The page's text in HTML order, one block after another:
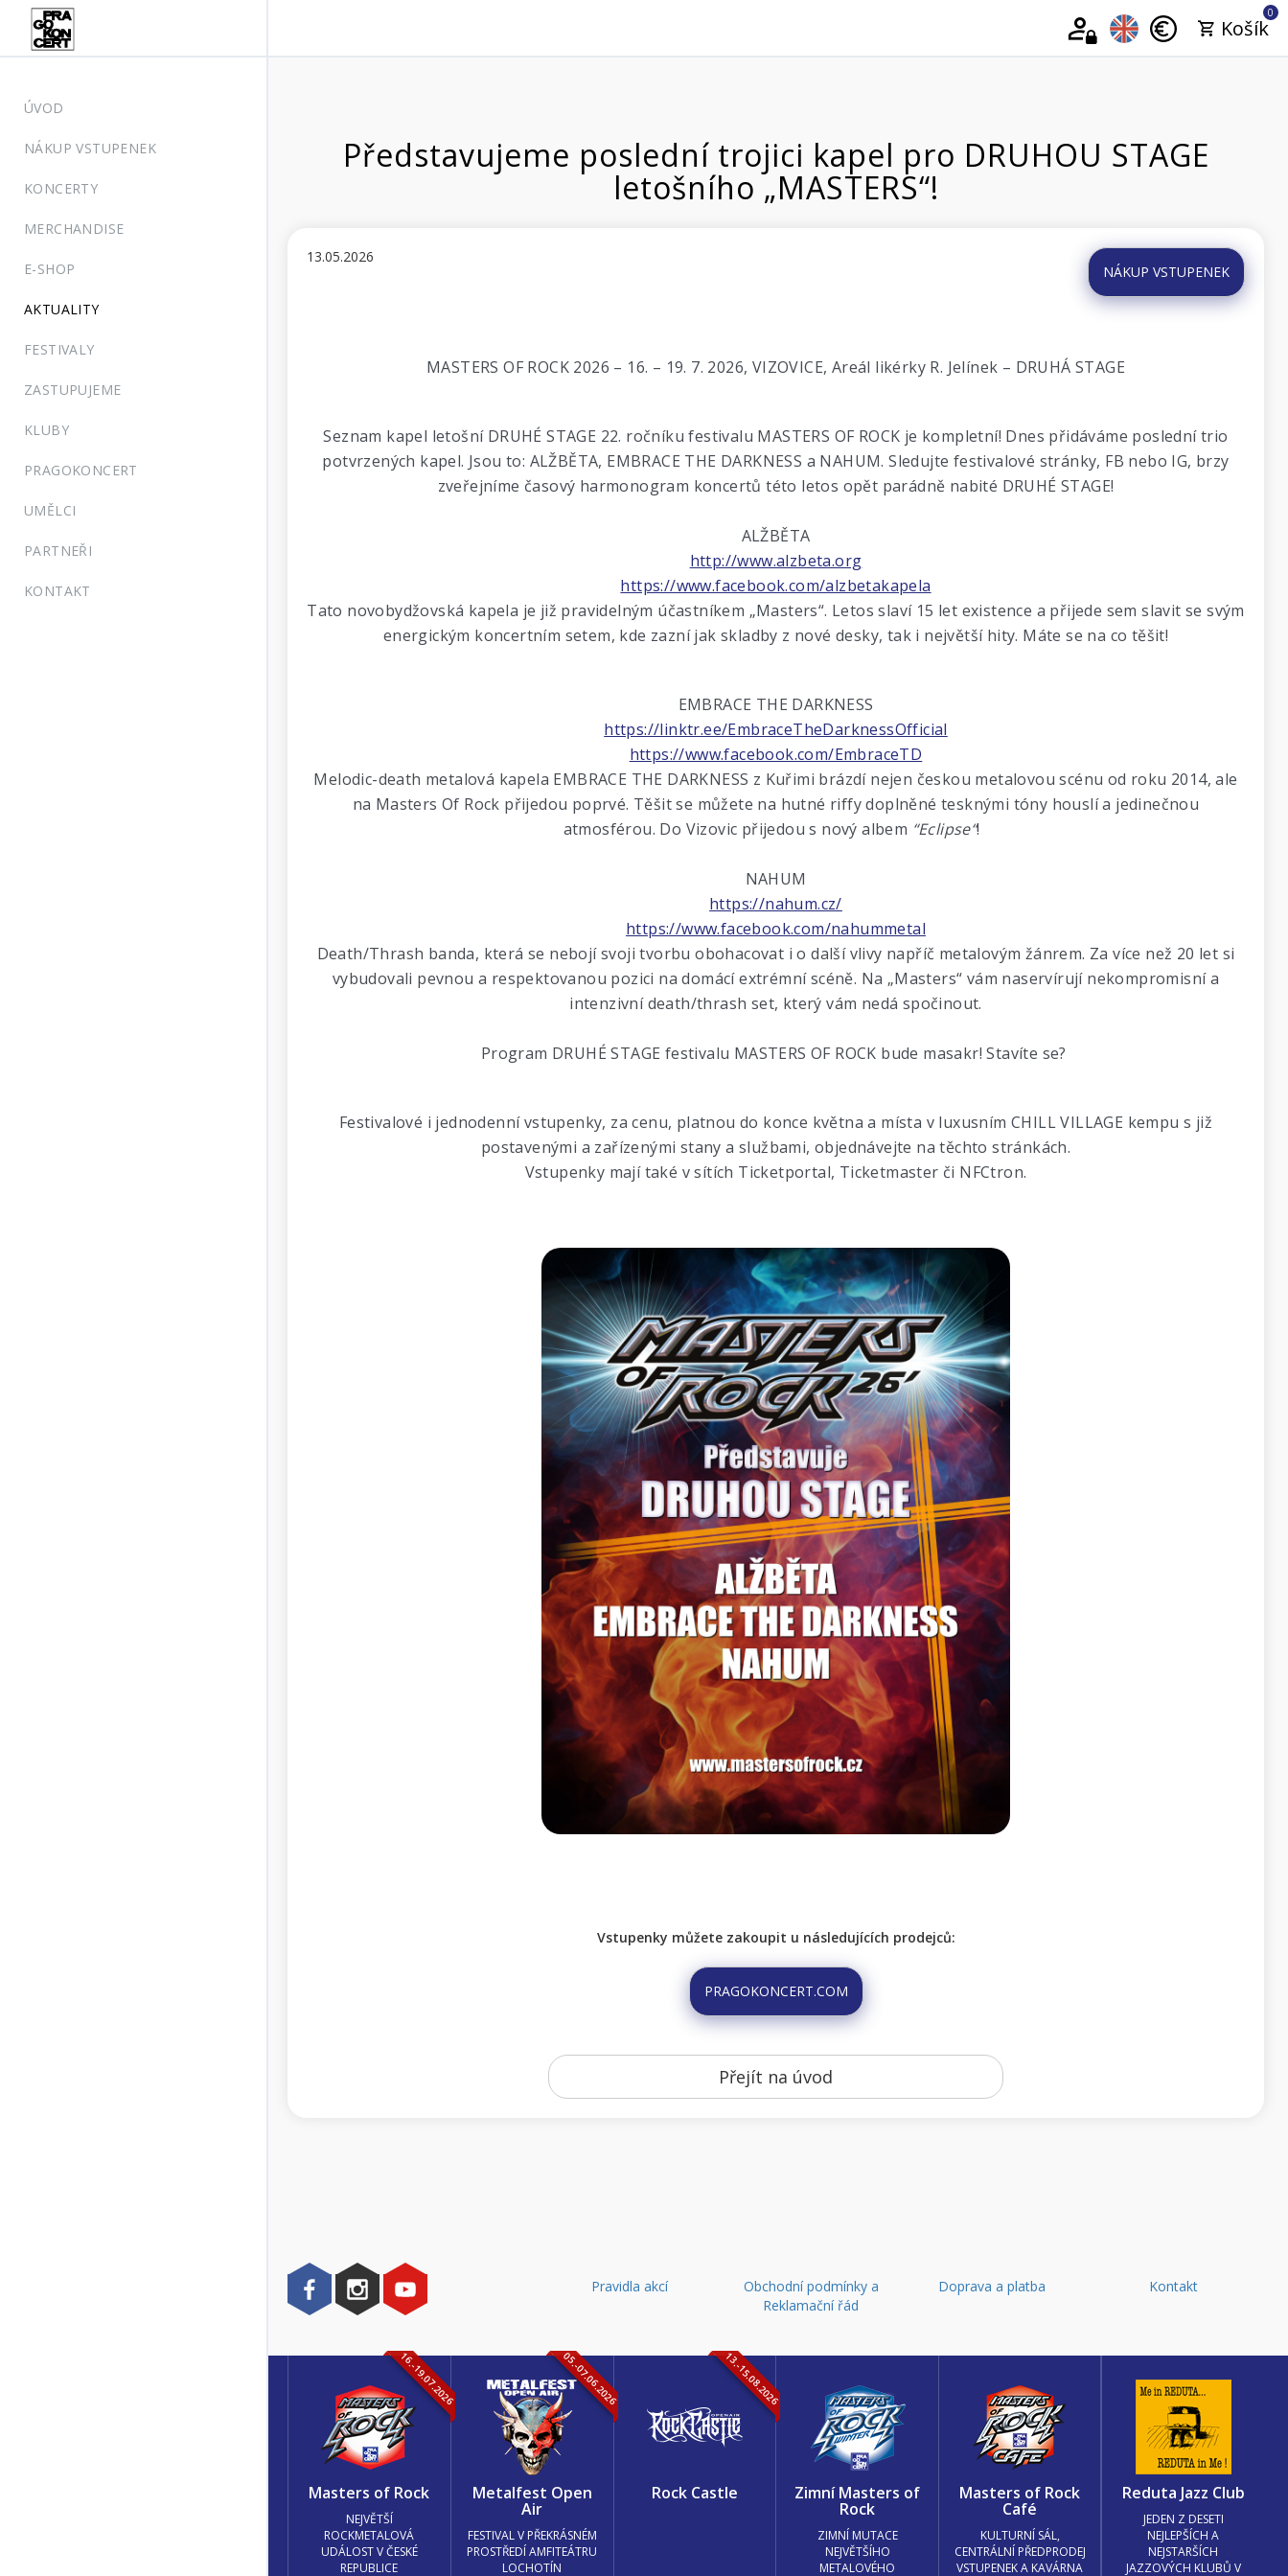
0
Košík
ÚVOD
NÁKUP VSTUPENEK
KONCERTY
MERCHANDISE
E-SHOP
AKTUALITY
FESTIVALY
ZASTUPUJEME
KLUBY
PRAGOKONCERT
UMĚLCI
PARTNEŘI
KONTAKT
Představujeme poslední trojici kapel pro DRUHOU STAGE
letošního „MASTERS“!
13.05.2026
NÁKUP VSTUPENEK
MASTERS OF ROCK 2026 – 16. – 19. 7. 2026, VIZOVICE, Areál likérky R. Jelínek – DRUHÁ STAGE
Seznam kapel letošní DRUHÉ STAGE 22. ročníku festivalu MASTERS OF ROCK je kompletní! Dnes přidáváme poslední trio
potvrzených kapel. Jsou to: ALŽBĚTA, EMBRACE THE DARKNESS a NAHUM. Sledujte festivalové stránky, FB nebo IG, brzy
zveřejníme časový harmonogram koncertů této letos opět parádně nabité DRUHÉ STAGE!
ALŽBĚTA
http://www.alzbeta.org
https://www.facebook.com/alzbetakapela
Tato novobydžovská kapela je již pravidelným účastníkem „Masters“. Letos slaví 15 let existence a přijede sem slavit se svým
energickým koncertním setem, kde zazní jak skladby z nové desky, tak i největší hity. Máte se na co těšit!
EMBRACE THE DARKNESS
https://linktr.ee/EmbraceTheDarknessOfficial
https://www.facebook.com/EmbraceTD
Melodic-death metalová kapela EMBRACE THE DARKNESS z Kuřimi brázdí nejen českou metalovou scénu od roku 2014, ale
na Masters Of Rock přijedou poprvé. Těšit se můžete na hutné riffy doplněné tesknými tóny houslí a jedinečnou
atmosférou. Do Vizovic přijedou s nový albem “Eclipse“!
NAHUM
https://nahum.cz/
https://www.facebook.com/nahummetal
Death/Thrash banda, která se nebojí svoji tvorbu obohacovat i o další vlivy napříč metalovým žánrem. Za více než 20 let si
vybudovali pevnou a respektovanou pozici na domácí extrémní scéně. Na „Masters“ vám naservírují nekompromisní a
intenzivní death/thrash set, který vám nedá spočinout.
Program DRUHÉ STAGE festivalu MASTERS OF ROCK bude masakr! Stavíte se?
Festivalové i jednodenní vstupenky, za cenu, platnou do konce května a místa v luxusním CHILL VILLAGE kempu s již
postavenými a zařízenými stany a službami, objednávejte na těchto stránkách.
Vstupenky mají také v sítích Ticketportal, Ticketmaster či NFCtron.
Vstupenky můžete zakoupit u následujících prodejců:
PRAGOKONCERT.COM
Přejít na úvod
Pravidla akcí
Obchodní podmínky a
Reklamační řád
Doprava a platba Kontakt
16.-19.07.2026
Masters of Rock
NEJVĚTŠÍ
ROCKMETALOVÁ
UDÁLOST V ČESKÉ
REPUBLICE
05.-07.06.2026
Metalfest Open
Air
FESTIVAL V PŘEKRÁSNÉM
PROSTŘEDÍ AMFITEÁTRU
LOCHOTÍN
13.-15.08.2026
Rock Castle Zimní Masters of
Rock
ZIMNÍ MUTACE
NEJVĚTŠÍHO
METALOVÉHO
Masters of Rock
Café
KULTURNÍ SÁL,
CENTRÁLNÍ PŘEDPRODEJ
VSTUPENEK A KAVÁRNA
Reduta Jazz Club
JEDEN Z DESETI
NEJLEPŠÍCH A
NEJSTARŠÍCH
JAZZOVÝCH KLUBŮ V